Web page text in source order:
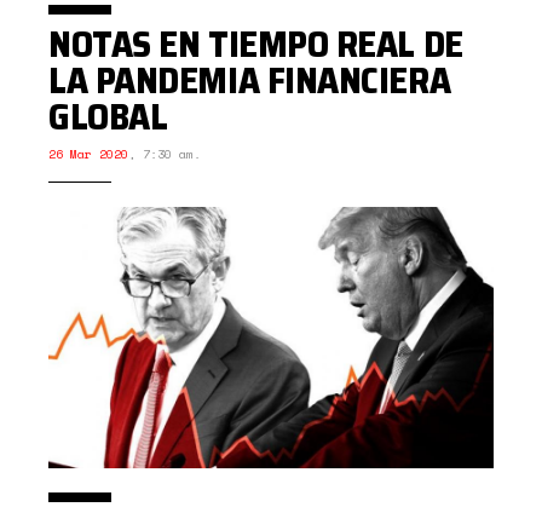
NOTAS EN TIEMPO REAL DE
LA PANDEMIA FINANCIERA
GLOBAL
26 Mar 2020 , 7:30 am.